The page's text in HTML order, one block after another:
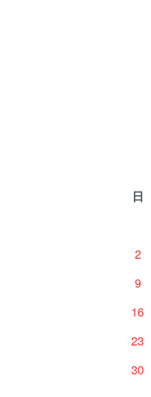
日
2
9
16
23
30